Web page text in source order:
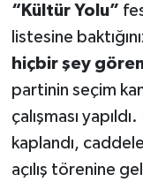
“Kültür Yolu”
listesine
hiçbir şey
partinin seçim
çalışması
kaplandı,
açılış törenine